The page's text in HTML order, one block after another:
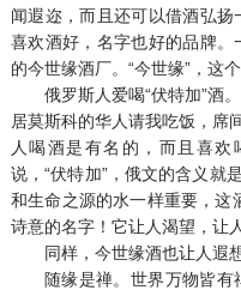
闻遐迩，而且还可以借酒弘
喜欢酒好，名字也好的品牌
的今世缘酒厂。“今世缘”，这
俄罗斯人爱喝“伏特加”酒
居莫斯科的华人请我吃饭，席
人喝酒是有名的，而且喜
说，“伏特加”，俄文的含义就
和生命之源的水一样重要，这
诗意的名字！它让人渴望，让
同样，今世缘酒也让人遐
随缘是禅。世界万物皆有